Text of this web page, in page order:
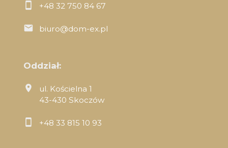
+48 32 750 84 67
biuro@dom-ex.pl
Oddział:
ul. Kościelna 1
43-430 Skoczów
+48 33 815 10 93